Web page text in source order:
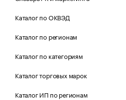
Каталог по ОКВЭД
Каталог по регионам
Каталог по категориям
Каталог торговых марок
Каталог ИП по регионам